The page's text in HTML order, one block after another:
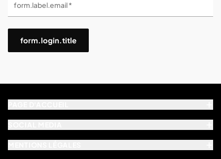
form.label.email *
form.login.title